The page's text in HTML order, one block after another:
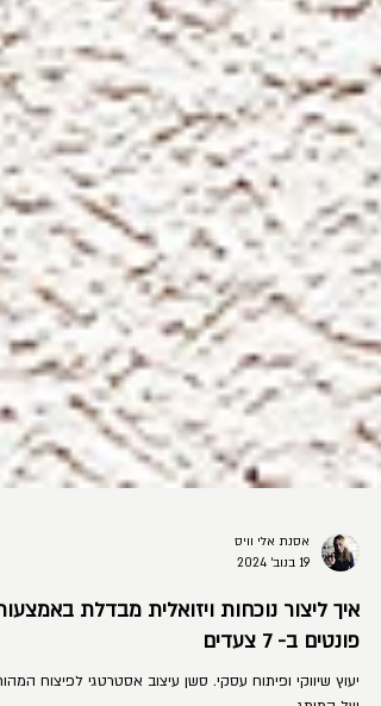
אסנת אלי וויס
19 בנוב׳ 2024
איך ליצור נוכחות ויזואלית מבדלת